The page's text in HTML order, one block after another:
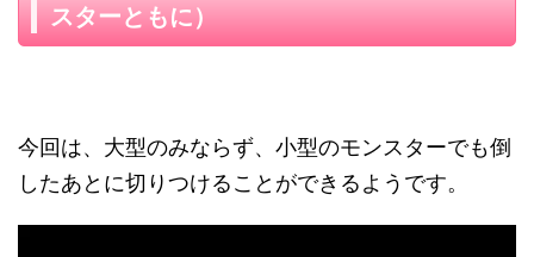
スターともに）
今回は、大型のみならず、小型のモンスターでも倒
したあとに切りつけることができるようです。